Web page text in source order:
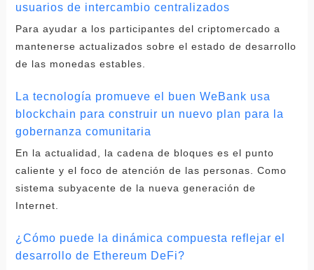
usuarios de intercambio centralizados
Para ayudar a los participantes del criptomercado a
mantenerse actualizados sobre el estado de desarrollo
de las monedas estables.
La tecnología promueve el buen WeBank usa
blockchain para construir un nuevo plan para la
gobernanza comunitaria
En la actualidad, la cadena de bloques es el punto
caliente y el foco de atención de las personas. Como
sistema subyacente de la nueva generación de
Internet.
¿Cómo puede la dinámica compuesta reflejar el
desarrollo de Ethereum DeFi?